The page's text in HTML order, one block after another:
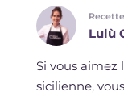
Lulù
Si vous aimez
sicilienne,